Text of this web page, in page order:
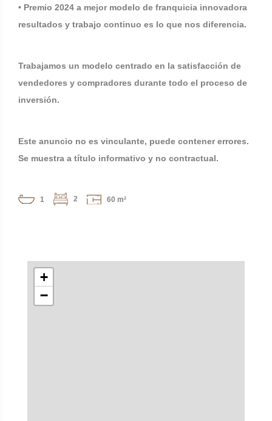
• Premio 2024 a mejor modelo de franquicia innovadora
resultados y trabajo continuo es lo que nos diferencia.
Trabajamos un modelo centrado en la satisfacción de
vendedores y compradores durante todo el proceso de
inversión.
Este anuncio no es vinculante, puede contener errores.
Se muestra a título informativo y no contractual.
1 2 60 m²
+
−